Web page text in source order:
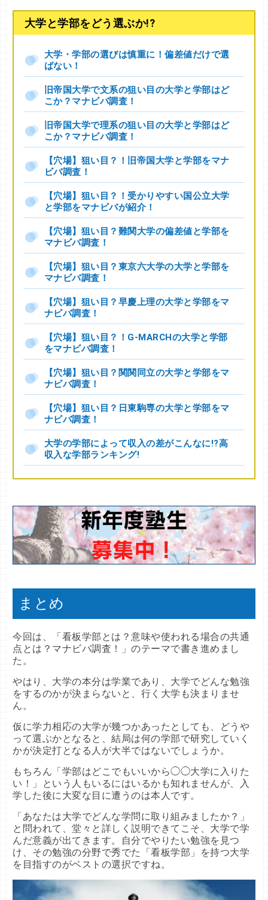
大学と学部をどう選ぶか!?
大学・学部の選びは慎重に！偏差値だけで選
ばない！
旧帝国大学で文系の狙い目の大学と学部はど
こか？マナビバ調査！
旧帝国大学で理系の狙い目の大学と学部はど
こか？マナビバ調査！
【穴場】狙い目？！旧帝国大学と学部をマナ
ビバ調査！
【穴場】狙い目？！受かりやすい国公立大学
と学部をマナビバが紹介！
【穴場】狙い目？難関大学の偏差値と学部を
マナビバ調査！
【穴場】狙い目？東京六大学の大学と学部を
マナビバ調査！
【穴場】狙い目？早慶上理の大学と学部をマ
ナビバ調査！
【穴場】狙い目？！G-MARCHの大学と学部
をマナビバ調査！
【穴場】狙い目？関関同立の大学と学部をマ
ナビバ調査！
【穴場】狙い目？日東駒専の大学と学部をマ
ナビバ調査！
大学の学部によって収入の差がこんなに!?高
収入な学部ランキング!
まとめ
今回は、「看板学部とは？意味や使われる場合の共通
点とは？マナビバ調査！」のテーマで書き進めまし
た。
やはり、大学の本分は学業であり、大学でどんな勉強
をするのかが決まらないと、行く大学も決まりませ
ん。
仮に学力相応の大学が幾つかあったとしても、どうや
って選ぶかとなると、結局は何の学部で研究していく
かが決定打となる人が大半ではないでしょうか。
もちろん「学部はどこでもいいから◯◯大学に入りた
い！」という人もいるにはいるかも知れませんが、入
学した後に大変な目に遭うのは本人です。
「あなたは大学でどんな学問に取り組みましたか？」
と問われて、堂々と詳しく説明できてこそ、大学で学
んだ意義が出てきます。自分でやりたい勉強を見つ
け、その勉強の分野で秀でた「看板学部」を持つ大学
を目指すのがベストの選択ですね。